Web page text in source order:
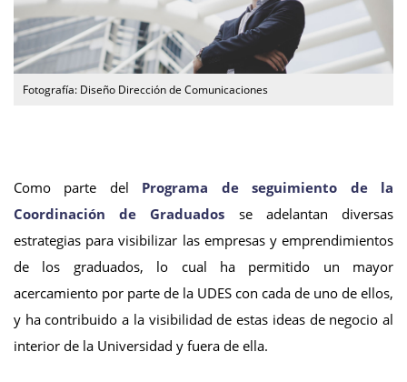
Fotografía: Diseño Dirección de Comunicaciones
Como parte del Programa de seguimiento de la
Coordinación de Graduados se adelantan diversas
estrategias para visibilizar las empresas y emprendimientos
de los graduados, lo cual ha permitido un mayor
acercamiento por parte de la UDES con cada de uno de ellos,
y ha contribuido a la visibilidad de estas ideas de negocio al
interior de la Universidad y fuera de ella.